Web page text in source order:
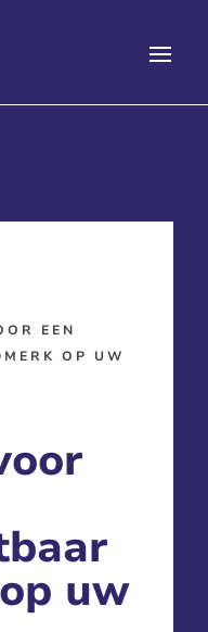
EEN
OP UW
uw